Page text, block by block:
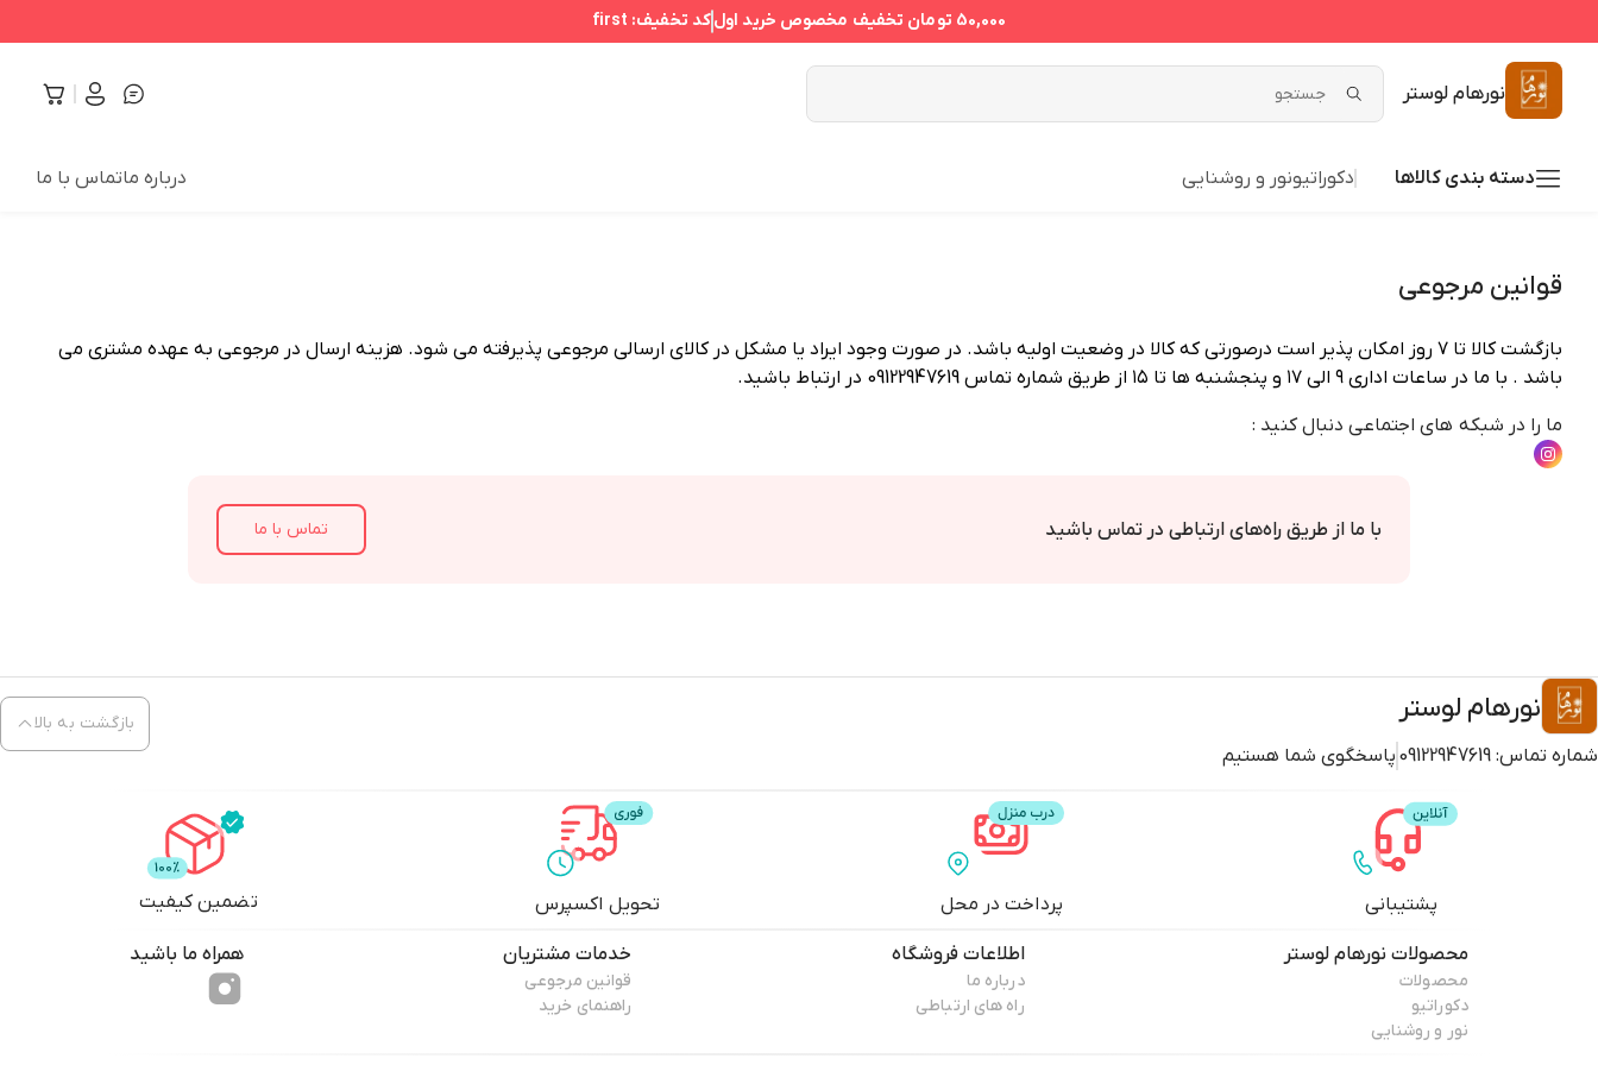
50,000 تومان تخفیف مخصوص خرید اولکد تخفیف: first
نورهام لوستر
دسته بندی کالاها دکوراتیونور و روشنایی درباره ماتماس با ما
قوانین مرجوعی
بازگشت کالا تا ۷ روز امکان پذیر است درصورتی که کالا در وضعیت اولیه باشد. در صورت وجود ایراد یا مشکل در کالای ارسالی مرجوعی پذیرفته می شود. هزینه ارسال در مرجوعی به عهده مشتری می
باشد . با ما در ساعات اداری ۹ الی ۱۷ و پنجشنبه ها تا ۱۵ از طریق شماره تماس 09122947619 در ارتباط باشید.
ما را در شبکه های اجتماعی دنبال کنید :
با ما از طریق راه‌های ارتباطی در تماس باشید تماس با ما
نورهام لوستر
شماره تماس: 09122947619 پاسخگوی شما هستیم
بازگشت به بالا
پشتیبانی پرداخت در محل تحویل اکسپرس تضمین کیفیت
محصولات نورهام لوستر
محصولات
دکوراتیو
نور و روشنایی
اطلاعات فروشگاه
درباره ما
راه های ارتباطی
خدمات مشتریان
قوانین مرجوعی
راهنمای خرید
همراه ما باشید